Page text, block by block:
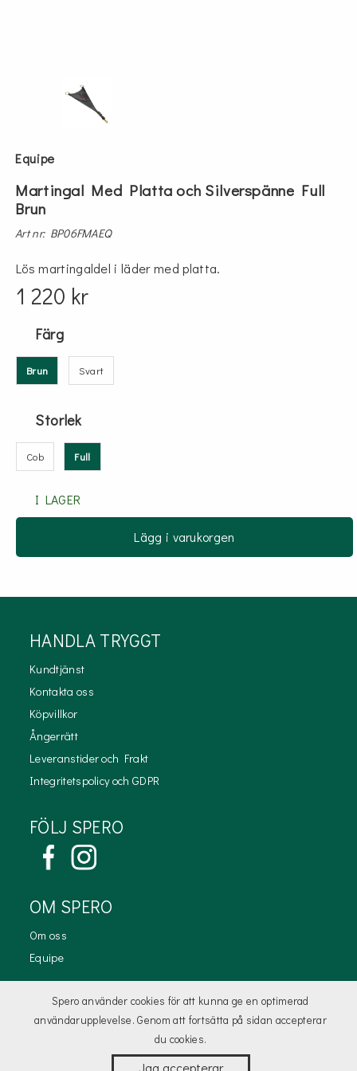
Equipe
Martingal Med Platta och Silverspänne Full
Brun
Art nr: BP06FMAEQ
Lös martingaldel i läder med platta.
1 220 kr
Färg
Brun Svart
Storlek
Cob Full
I LAGER
Lägg i varukorgen
HANDLA TRYGGT
Kundtjänst
Kontakta oss
Köpvillkor
Ångerrätt
Leveranstider och Frakt
Integritetspolicy och GDPR
FÖLJ SPERO
OM SPERO
Om oss
Equipe
KONTAKTA OSS
Spero använder cookies för att kunna ge en optimerad
användarupplevelse. Genom att fortsätta på sidan accepterar
du cookies.
Jag accepterar